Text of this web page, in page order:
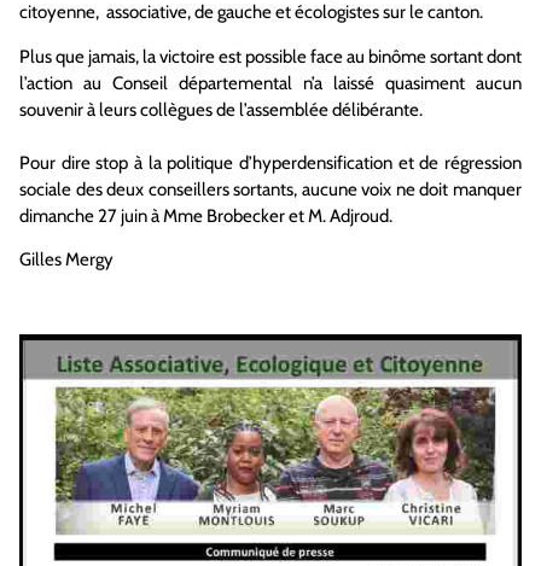
citoyenne, associative, de gauche et écologistes sur le canton.
Plus que jamais, la victoire est possible face au binôme sortant dont
l’action au Conseil départemental n’a laissé quasiment aucun
souvenir à leurs collègues de l’assemblée délibérante.
Pour dire stop à la politique d’hyperdensification et de régression
sociale des deux conseillers sortants, aucune voix ne doit manquer
dimanche 27 juin à Mme Brobecker et M. Adjroud.
Gilles Mergy